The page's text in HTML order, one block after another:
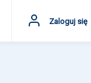
Zaloguj się